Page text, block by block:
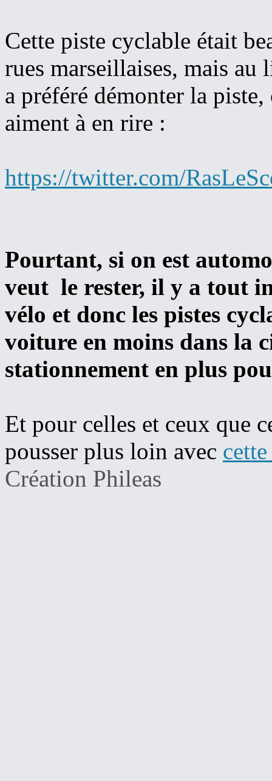
Cette piste cyclable était
rues marseillaises, mais au
a préféré démonter la piste,
aiment à en rire :
https://twitter.com/
Pourtant, si on est
veut le rester, il y a tout
vélo et donc les pistes
voiture en moins dans la
stationnement en plus
Et pour celles et ceux que
pousser plus loin avec
Création Phileas